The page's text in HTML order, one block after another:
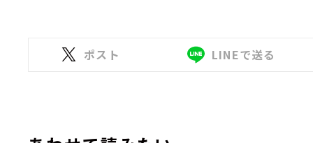
ポスト LINEで送る